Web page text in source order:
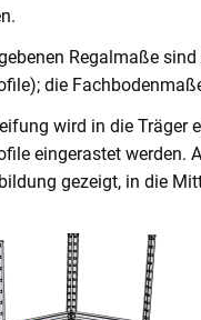
Regalmaße
die
wird in die Träger
eingerastet werden.
gezeigt, in die